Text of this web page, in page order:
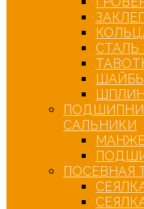
САЛЬНИКИ
ПОСЕВНАЯ